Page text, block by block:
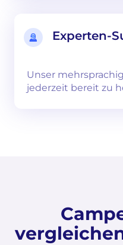
Experten-
Unser
jederzeit bereit zu